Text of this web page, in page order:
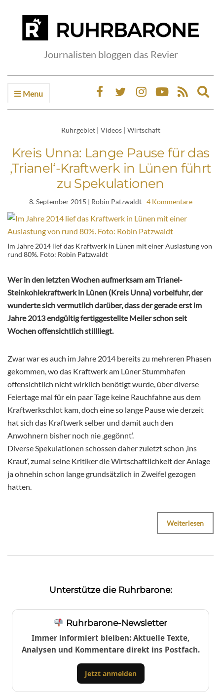
Journalisten bloggen das Revier
Menu
Ruhrgebiet | Videos | Wirtschaft
Kreis Unna: Lange Pause für das
‚Trianel‘-Kraftwerk in Lünen führt
zu Spekulationen
8. September 2015 | Robin Patzwaldt 4 Kommentare
Im Jahre 2014 lief das Kraftwerk in Lünen mit einer Auslastung von
rund 80%. Foto: Robin Patzwaldt
Wer in den letzten Wochen aufmerksam am Trianel-
Steinkohlekraftwerk in Lünen (Kreis Unna) vorbeifuhr, der
wunderte sich vermutlich darüber, dass der gerade erst im
Jahre 2013 endgültig fertiggestellte Meiler schon seit
Wochen offensichtlich stillliegt.
Zwar war es auch im Jahre 2014 bereits zu mehreren Phasen
gekommen, wo das Kraftwerk am Lüner Stummhafen
offensichtlich nicht wirklich benötigt wurde, über diverse
Feiertage mal für ein paar Tage keine Rauchfahne aus dem
Kraftwerkschlot kam, doch eine so lange Pause wie derzeit
hat sich das Kraftwerk selber und damit auch den
Anwohnern bisher noch nie ‚gegönnt‘.
Diverse Spekulationen schossen daher zuletzt schon ‚ins
Kraut‘, zumal seine Kritiker die Wirtschaftlichkeit der Anlage
ja ohnehin schon lange grundsätzlich in Zweifel gezogen
hatten.
Weiterlesen
Unterstütze die Ruhrbarone:
Ruhrbarone-Newsletter
Immer informiert bleiben: Aktuelle Texte,
Analysen und Kommentare direkt ins Postfach.
Jetzt anmelden